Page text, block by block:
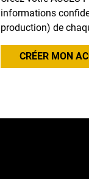
informations
production) de
CRÉER MON